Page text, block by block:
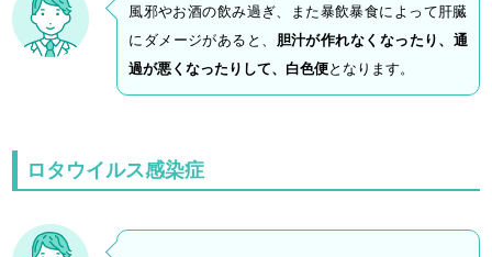
風邪やお酒の飲み過ぎ、また暴飲暴食によって肝臓
にダメージがあると、 胆汁が作れなくなったり、通
過が悪くなったりして、白色便となります。
ロタウイルス感染症